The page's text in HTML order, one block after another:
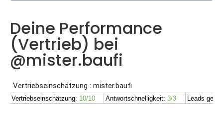
Deine Performance
(Vertrieb) bei
@mister.baufi